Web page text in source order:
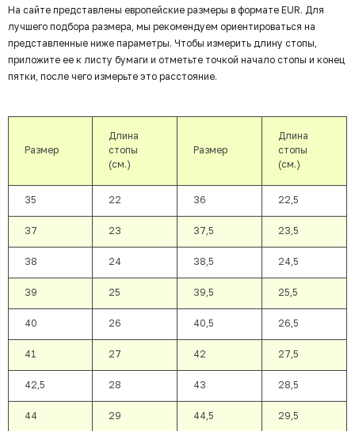
На сайте представлены европейские размеры в формате EUR. Для
лучшего подбора размера, мы рекомендуем ориентироваться на
представленные ниже параметры. Чтобы измерить длину стопы,
приложите ее к листу бумаги и отметьте точкой начало стопы и конец
пятки, после чего измерьте это расстояние.
Размер
Длина
стопы
(см.)
Размер
Длина
стопы
(см.)
35 22 36 22,5
37 23 37,5 23,5
38 24 38,5 24,5
39 25 39,5 25,5
40 26 40,5 26,5
41 27 42 27,5
42,5 28 43 28,5
44 29 44,5 29,5